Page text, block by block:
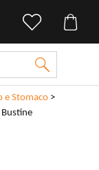
e Stomaco >
Bustine